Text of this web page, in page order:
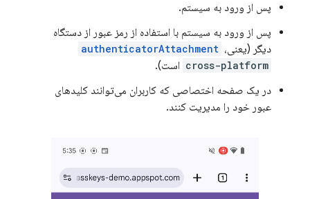
پس از ورود به سیستم.
پس از ورود به سیستم با استفاده از رمز عبور از دستگاه
دیگر (یعنی، authenticatorAttachment
cross-platform است).
در یک صفحه اختصاصی که کاربران می‌توانند کلیدهای
عبور خود را مدیریت کنند.